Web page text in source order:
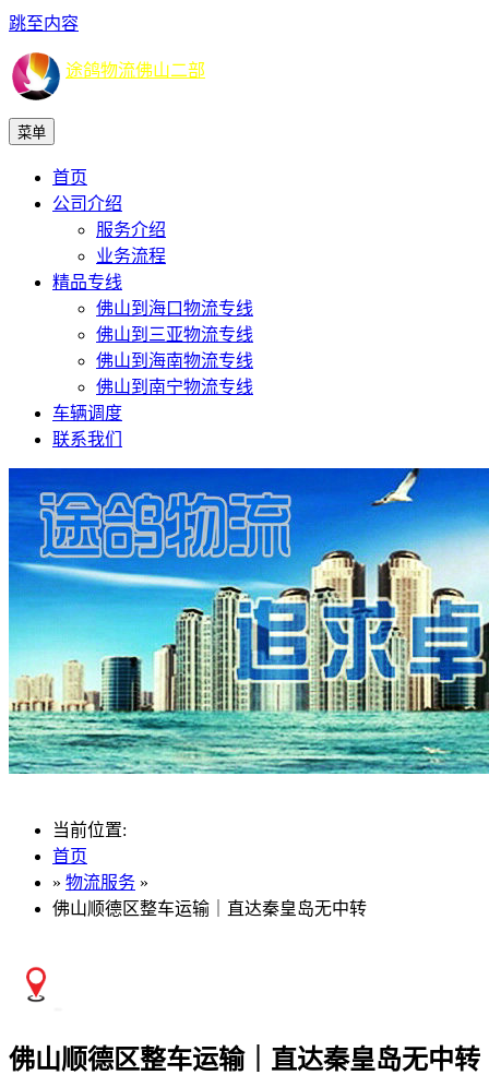
跳至内容
途鸽物流佛山二部
菜单
首页
公司介绍
服务介绍
业务流程
精品专线
佛山到海口物流专线
佛山到三亚物流专线
佛山到海南物流专线
佛山到南宁物流专线
车辆调度
联系我们
当前位置:
首页
» 物流服务 »
佛山顺德区整车运输｜直达秦皇岛无中转
佛山顺德区整车运输｜直达秦皇岛无中转